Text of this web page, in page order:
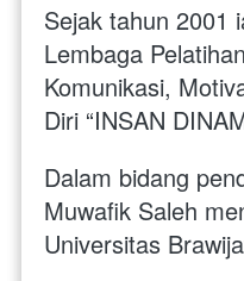
Sejak tahun 2001
Lembaga
Komunikasi,
Diri “INSAN
Dalam bidang
Muwafik Saleh
Universitas